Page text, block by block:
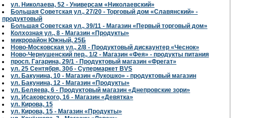
ул. Николаева, 52 - Универсам «Николаевский»
Большая Советская ул., 27/20 - Торговый дом «Славянский» -
продуктовый
Большая Советская ул., 39/11 - Магазин «Первый торговый дом»
Колхозная ул., 8 - Магазин «Продукты»
микрорайон Южный, 25Б
Ново-Московская ул., 2/8 - Продуктовый дискаунтер «Чеснок»
Ново-Чернушенский пер., 1/2 - Магазин «Фея» - продукты питания
просп. Гагарина, 29/1 - Продуктовый магазин «Фрегат»
ул. 25 Сентября, 30б - Супермаркет BVS
ул. Бакунина, 10 - Магазин «Лукошко» - продуктовый магазин
ул. Бакунина, 12 - Магазин «Продукты»
ул. Беляева, 6 - Продуктовый магазин «Днепровские зори»
ул. Исаковского, 16 - Магазин «Девятка»
ул. Кирова, 15
ул. Кирова, 15 - Магазин «Продукты»